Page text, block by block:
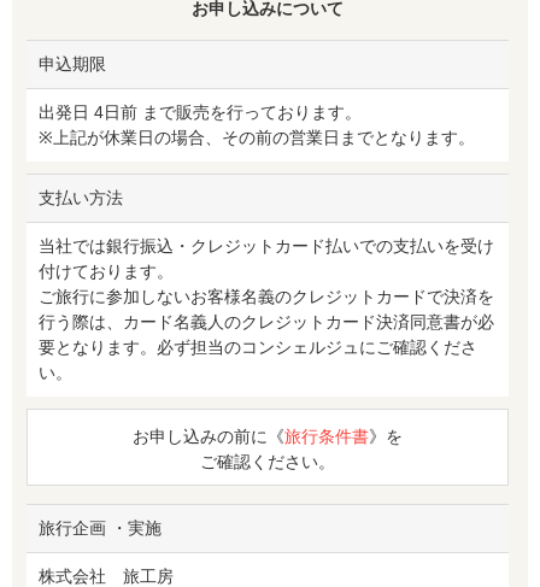
お申し込みについて
申込期限
出発日 4日前 まで販売を行っております。
※上記が休業日の場合、その前の営業日までとなります。
支払い方法
当社では銀行振込・クレジットカード払いでの支払いを受け
付けております。
ご旅行に参加しないお客様名義のクレジットカードで決済を
行う際は、カード名義人のクレジットカード決済同意書が必
要となります。必ず担当のコンシェルジュにご確認くださ
い。
お申し込みの前に《旅行条件書》を
ご確認ください。
旅行企画 ・実施
株式会社 旅工房